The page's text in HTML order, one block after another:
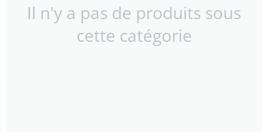
Il n'y a pas de produits sous
cette catégorie